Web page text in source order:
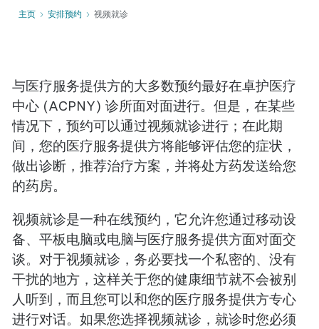
主页 安排预约 视频就诊
与医疗服务提供方的大多数预约最好在卓护医疗
中心 (ACPNY) 诊所面对面进行。但是，在某些
情况下，预约可以通过视频就诊进行；在此期
间，您的医疗服务提供方将能够评估您的症状，
做出诊断，推荐治疗方案，并将处方药发送给您
的药房。
视频就诊是一种在线预约，它允许您通过移动设
备、平板电脑或电脑与医疗服务提供方面对面交
谈。对于视频就诊，务必要找一个私密的、没有
干扰的地方，这样关于您的健康细节就不会被别
人听到，而且您可以和您的医疗服务提供方专心
进行对话。如果您选择视频就诊，就诊时您必须